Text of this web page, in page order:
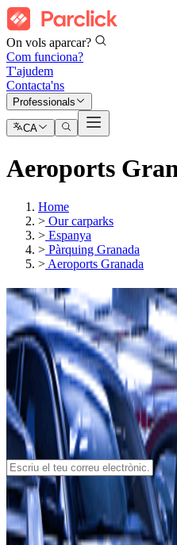
On vols aparcar?
Com funciona?
T'ajudem
Contacta'ns
Professionals
CA
Aeroports
Home
> Our carparks
> Espanya
> Pàrquing Granada
> Aeroports Granada
Els nostres pàrquings a
Subscriu-te a nostra
assabenta't de
moltes altres
*En subscriure't acceptes la
comunicacions comercials de
podràs donar-te de baixa quan